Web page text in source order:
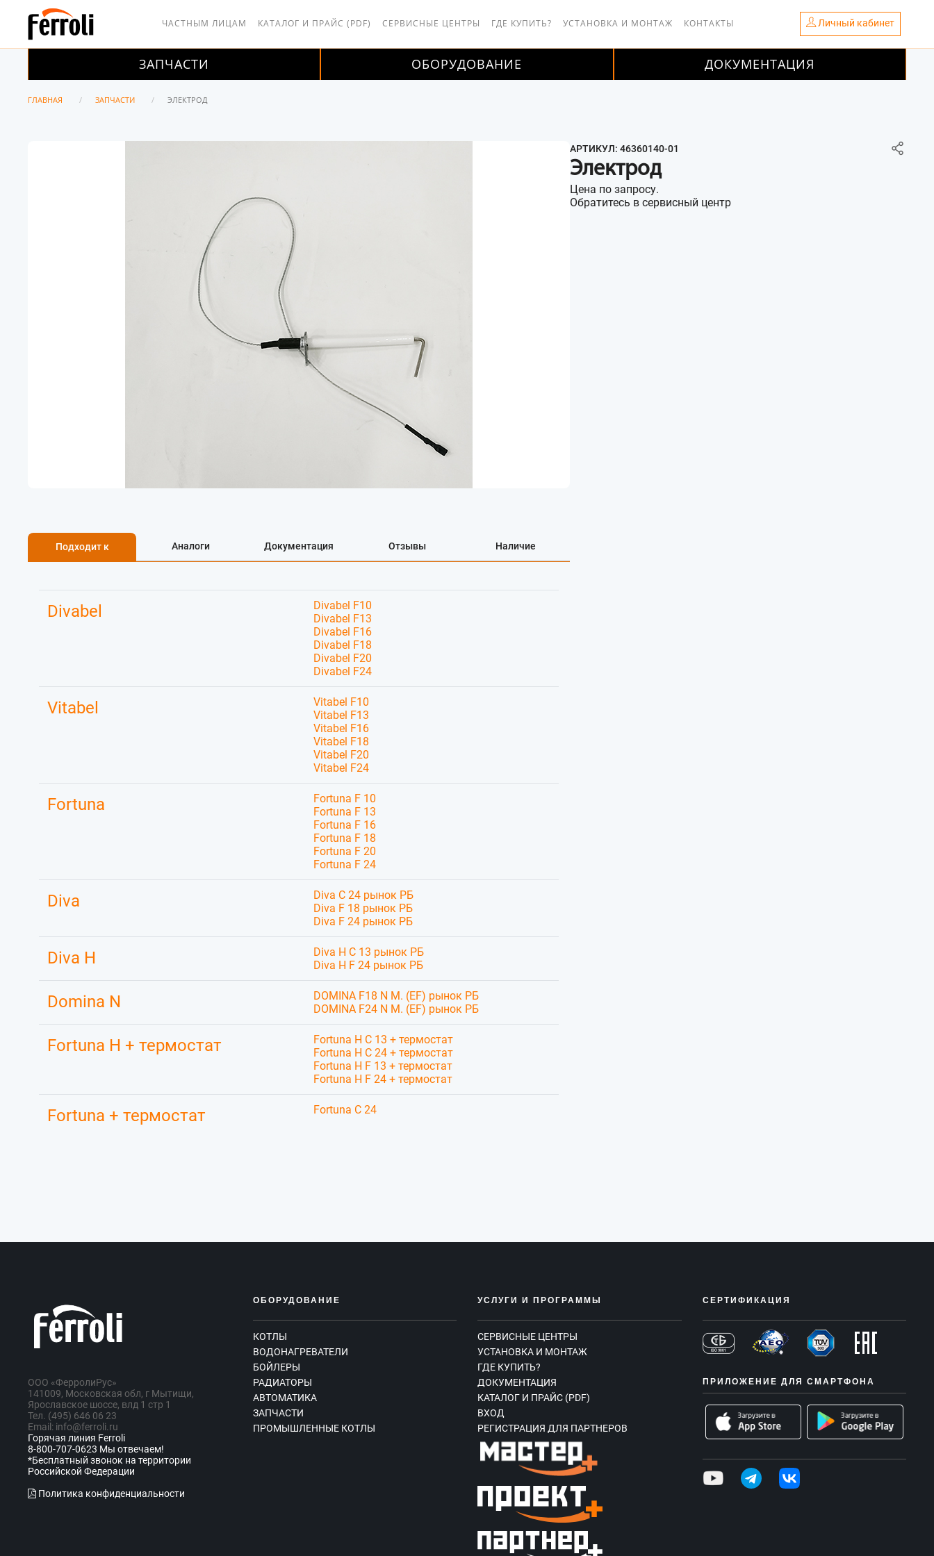
ЧАСТНЫМ ЛИЦАМ КАТАЛОГ И ПРАЙС (PDF) СЕРВИСНЫЕ ЦЕНТРЫ ГДЕ КУПИТЬ? УСТАНОВКА И МОНТАЖ КОНТАКТЫ Личный кабинет
ЗАПЧАСТИ ОБОРУДОВАНИЕ ДОКУМЕНТАЦИЯ
ГЛАВНАЯ ЗАПЧАСТИ ЭЛЕКТРОД
АРТИКУЛ: 46360140-01
Электрод
Цена по запросу.
Обратитесь в сервисный центр
Подходит к Аналоги Документация Отзывы Наличие
Divabel
Divabel F10
Divabel F13
Divabel F16
Divabel F18
Divabel F20
Divabel F24
Vitabel
Vitabel F10
Vitabel F13
Vitabel F16
Vitabel F18
Vitabel F20
Vitabel F24
Fortuna
Fortuna F 10
Fortuna F 13
Fortuna F 16
Fortuna F 18
Fortuna F 20
Fortuna F 24
Diva
Diva C 24 рынок РБ
Diva F 18 рынок РБ
Diva F 24 рынок РБ
Diva H
Diva H C 13 рынок РБ
Diva H F 24 рынок РБ
Domina N
DOMINA F18 N M. (EF) рынок РБ
DOMINA F24 N M. (EF) рынок РБ
Fortuna H + термостат
Fortuna H C 13 + термостат
Fortuna H C 24 + термостат
Fortuna H F 13 + термостат
Fortuna H F 24 + термостат
Fortuna + термостат Fortuna C 24
ООО «ФерролиРус»
141009, Московская обл, г Мытищи,
Ярославское шоссе, влд 1 стр 1
Тел. (495) 646 06 23
Email: info@ferroli.ru
Горячая линия Ferroli
8-800-707-0623 Мы отвечаем!
*Бесплатный звонок на территории
Российской Федерации
Политика конфиденциальности
ОБОРУДОВАНИЕ
КОТЛЫ
ВОДОНАГРЕВАТЕЛИ
БОЙЛЕРЫ
РАДИАТОРЫ
АВТОМАТИКА
ЗАПЧАСТИ
ПРОМЫШЛЕННЫЕ КОТЛЫ
УСЛУГИ И ПРОГРАММЫ
СЕРВИСНЫЕ ЦЕНТРЫ
УСТАНОВКА И МОНТАЖ
ГДЕ КУПИТЬ?
ДОКУМЕНТАЦИЯ
КАТАЛОГ И ПРАЙС (PDF)
ВХОД
РЕГИСТРАЦИЯ ДЛЯ ПАРТНЕРОВ
СЕРТИФИКАЦИЯ
ПРИЛОЖЕНИЕ ДЛЯ СМАРТФОНА